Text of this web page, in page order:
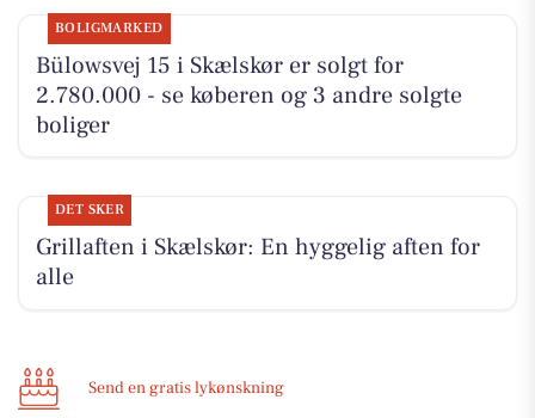
BOLIGMARKED
Bülowsvej 15 i Skælskør er solgt for
2.780.000 - se køberen og 3 andre solgte
boliger
DET SKER
Grillaften i Skælskør: En hyggelig aften for
alle
Send en gratis lykønskning